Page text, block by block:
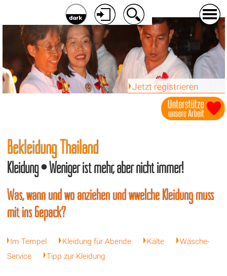
Jetzt registrieren
Bekleidung Thailand
Kleidung • Weniger ist mehr, aber nicht immer!
Was, wann und wo anziehen und wwelche Kleidung muss
mit ins Gepäck?
Im Tempel Kleidung für Abende Kälte
Wäsche-
Service
Tipp zur Kleidung